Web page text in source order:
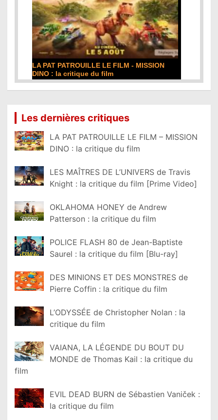
LA PAT PATROUILLE LE FILM - MISSION
DINO : la critique du film
Les dernières critiques
LA PAT PATROUILLE LE FILM – MISSION
DINO : la critique du film
LES MAÎTRES DE L’UNIVERS de Travis
Knight : la critique du film [Prime Video]
OKLAHOMA HONEY de Andrew
Patterson : la critique du film
POLICE FLASH 80 de Jean-Baptiste
Saurel : la critique du film [Blu-ray]
DES MINIONS ET DES MONSTRES de
Pierre Coffin : la critique du film
L’ODYSSÉE de Christopher Nolan : la
critique du film
VAIANA, LA LÉGENDE DU BOUT DU
MONDE de Thomas Kail : la critique du
film
EVIL DEAD BURN de Sébastien Vaniček :
la critique du film